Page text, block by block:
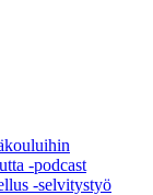
-podcast
-selvitystyö